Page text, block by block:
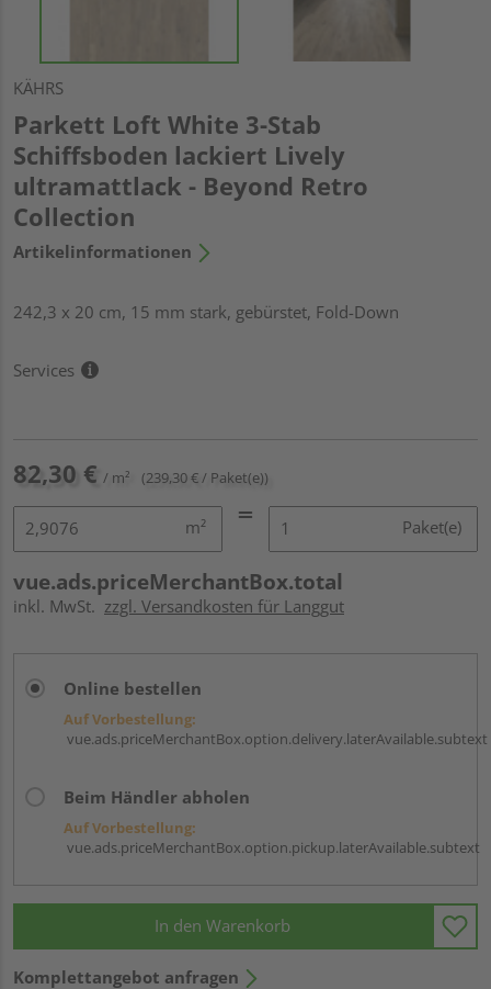
KÄHRS
Parkett Loft White 3-Stab
Schiffsboden lackiert Lively
ultramattlack - Beyond Retro
Collection
Artikelinformationen
242,3 x 20 cm, 15 mm stark, gebürstet, Fold-Down
Services
82,30 € / m² (239,30 € / Paket(e))
m² Paket(e)
vue.ads.priceMerchantBox.total
inkl. MwSt. zzgl. Versandkosten für Langgut
Online bestellen
Auf Vorbestellung:
vue.ads.priceMerchantBox.option.delivery.laterAvailable.subtext
Beim Händler abholen
Auf Vorbestellung:
vue.ads.priceMerchantBox.option.pickup.laterAvailable.subtext
In den Warenkorb
Komplettangebot anfragen